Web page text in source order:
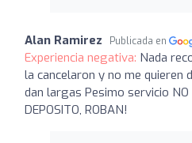
Alan Ramirez Publicada en
Experiencia negativa: Nada
la cancelaron y no me quieren
dan largas Pesimo servicio NO
DEPOSITO, ROBAN!